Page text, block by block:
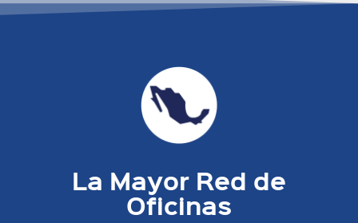
La Mayor Red de
Oficinas